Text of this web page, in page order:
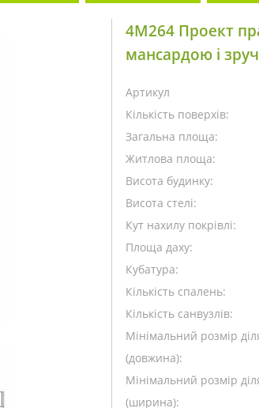
4M264 Проект
мансардою і
Артикул
Кількість поверхів:
Загальна площа:
Житлова площа:
Висота будинку:
Висота стелі:
Кут нахилу покрівлі:
Площа даху:
Кубатура:
Кількість спалень:
Кількість санвузлів:
Мінімальний розмір
(довжина):
Мінімальний розмір
(ширина):